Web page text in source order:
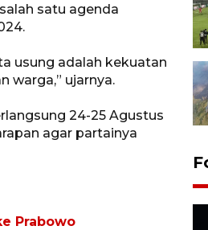
satu agenda
usung adalah kekuatan
warga,” ujarnya.
24-25 Agustus
agar partainya
Prabowo